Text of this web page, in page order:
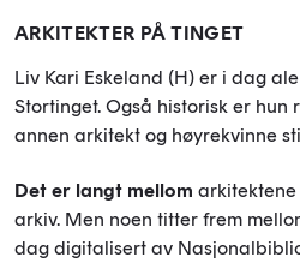
ARKITEKTER PÅ TINGET
Liv Kari Eskeland (H) er i dag
Stortinget. Også historisk er hun
annen arkitekt og høyrekvinne
Det er langt mellom arkitektene
arkiv. Men noen titter frem
dag digitalisert av